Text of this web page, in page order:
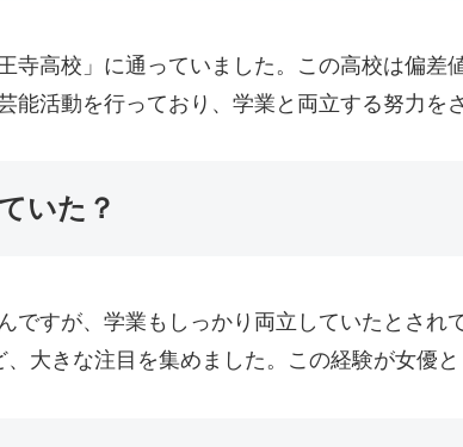
寺高校」に通っていました。この高校は偏
能活動を行っており、学業と両立する努力を
いた？
ですが、学業もしっかり両立していたとされ
大きな注目を集めました。この経験が女優